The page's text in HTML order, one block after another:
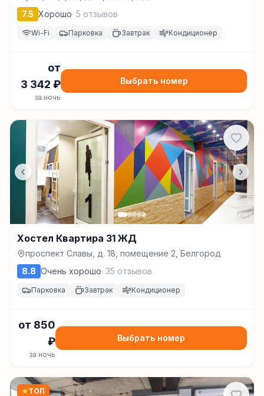
7.5 Хорошо· 5 отзывов
Wi-Fi Парковка Завтрак Кондиционер
от
3 342 ₽
за ночь
Выбрать номер
Хостел Квартира 31 ЖД
проспект Славы, д. 18, помещение 2, Белгород
8.8 Очень хорошо· 35 отзывов
Парковка Завтрак Кондиционер
от 850
₽
за ночь
Выбрать номер
★ТОП